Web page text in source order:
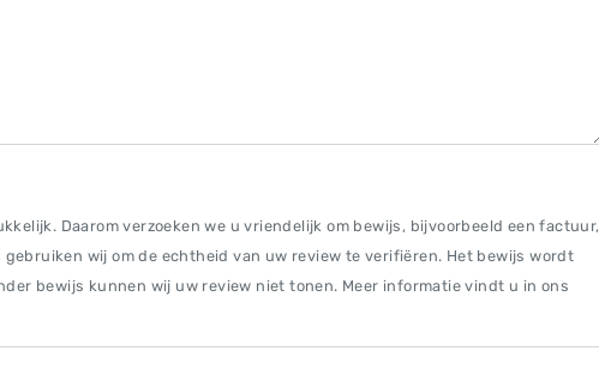
Daarom verzoeken we u vriendelijk om bewijs, bijvoorbeeld een factuur,
gebruiken wij om de echtheid van uw review te verifiëren. Het bewijs wordt
bewijs kunnen wij uw review niet tonen. Meer informatie vindt u in ons